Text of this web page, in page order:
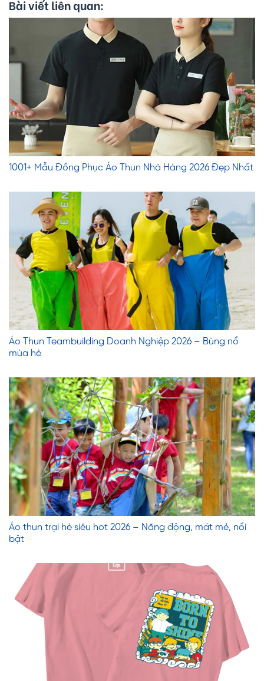
Bài viết liên quan:
1001+ Mẫu Đồng Phục Áo Thun Nhà Hàng 2026 Đẹp Nhất
Áo Thun Teambuilding Doanh Nghiệp 2026 – Bùng nổ
mùa hè
Áo thun trại hè siêu hot 2026 – Năng động, mát mẻ, nổi
bật